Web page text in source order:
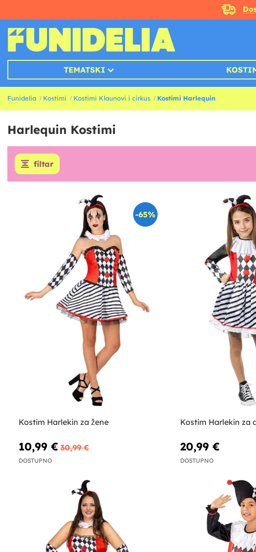
TEMATSKI
Funidelia Kostimi Kostimi Klaunovi i cirkus Kostimi Harlequin
Harlequin Kostimi
filtar
-65%
Kostim Harlekin za žene
10,99 € 30,99 €
DOSTUPNO
Kostim Harlekin za
20,99 €
DOSTUPNO